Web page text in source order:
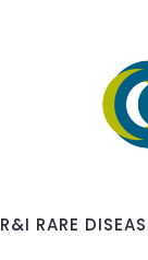
R&I RARE